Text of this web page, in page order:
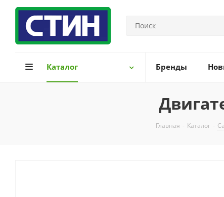
Каталог Бренды
Главная - Каталог -